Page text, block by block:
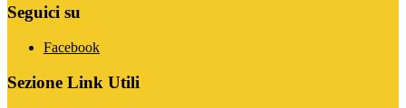
Seguici su
Facebook
Sezione Link Utili